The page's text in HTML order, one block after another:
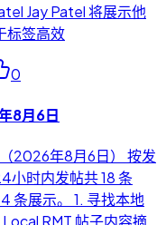
Jay Patel 将展示他
标签高效
0
8月6日
2026年8月6日） 按发
时内发帖共 18 条
条展示。 1. 寻找本地